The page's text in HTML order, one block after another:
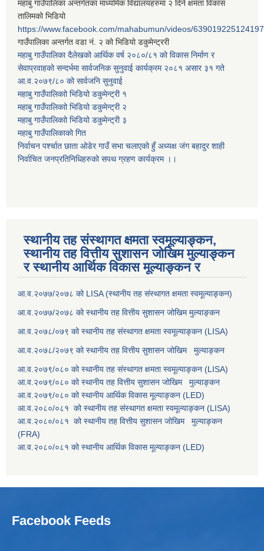
महाबु गाउँपालिका अन्तर्गतका माध्यमिक विद्यालयहरुमा २ दिने क्षमता विकास
तालिमको भिडियो
https://www.facebook.com/mahabumun/videos/639019225124197
गाउँपालिका अन्तर्गत वडा नं. २ को भिडियो डकुमेन्ट्ररी
महाबु गाउँपालिका दैलेखको आर्थिक वर्ष २०८०/८१ को विकास निर्माण र
सेवाप्रवाहको सन्दर्भमा सार्वजनिक सुनुवाई कार्यक्रम २०८१ असार ३१ गते
आ.व.२०७९/८० को सार्वजनि सुनुवाई
महाबु गाउँपालिकाो भिडियो डकुमेन्ट्री १
महाबु गाउँपालिकाो भिडियो डकुमेन्ट्री २
महाबु गाउँपालिकाो भिडियो डकुमेन्ट्री ३
महाबु गाउँपालिकाको गित
निर्वाचन पर्श्चात छाता ओडेर गाउँ सभा चलाएको हुँ अध्यक्ष जंग बहादुर शाही
निर्वाचित जनप्रतिनिधिहरुको सपथ ग्रहण कार्यक्रम ।।
स्थानीय तह संस्थागत क्षमता स्वमूल्याङ्कन,
स्थानीय तह वित्तीय सुशासन जोखिम मुल्याङ्कन
र स्थानीय आर्थिक विकास मूल्याङ्कन र
आ.व.२०७७/२०७८ को LISA (स्थानीय तह संस्थागत क्षमता स्वमूल्याङ्कन)
आ.व.२०७७/२०७८ को स्थानीय तह वित्तीय सुशासन जोखिम मुल्याङ्कन
आ.व.२०७८/०७९ को स्थानीय तह संस्थागत क्षमता स्वमूल्याङ्कन (LISA)
आ.व.२०७८/२०७९ को स्थानीय तह वित्तीय सुशासन जोखिम मुल्याङ्कन
आ.व.२०७९/०८० को स्थानीय तह संस्थागत क्षमता स्वमूल्याङ्कन (LISA)
आ.व.२०७९/०८० को स्थानीय तह वित्तीय सुशासन जोखिम मुल्याङ्कन
आ.व.२०७९/०८० को स्थानीय आर्थिक विकास मूल्याङ्कन (LED)
आ.व.२०८०/०८१ को स्थानीय तह संस्थागत क्षमता स्वमूल्याङ्कन (LISA)
आ.व.२०८०/०८१ को स्थानीय तह वित्तीय सुशासन जोखिम मुल्याङ्कन
(FRA)
आ.व.२०८०/०८१ को स्थानीय आर्थिक विकास मूल्याङ्कन (LED)
Facebook Feeds